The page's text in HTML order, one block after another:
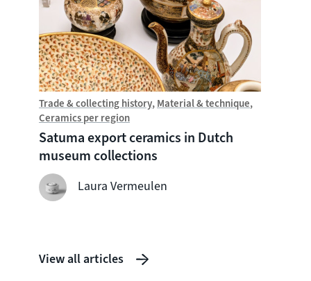
Trade & collecting history Material & technique
Ceramics per region
Satuma export ceramics in Dutch
museum collections
Laura Vermeulen
View all articles